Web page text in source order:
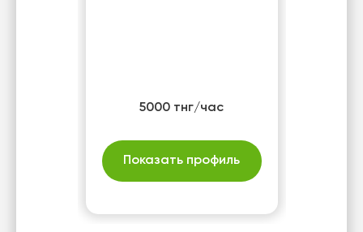
5000 тнг/час
Показать профиль